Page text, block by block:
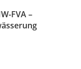
FVA –